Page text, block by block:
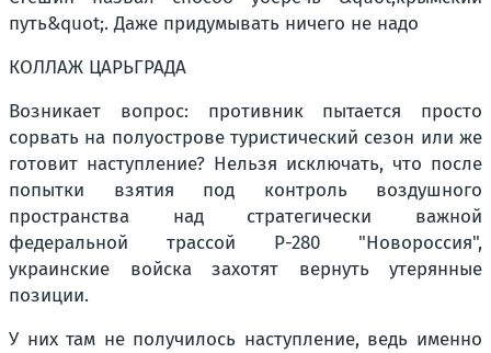
КОЛЛАЖ ЦАРЬГРАДА
Возникает вопрос: противник пытается просто
сорвать на полуострове туристический сезон или же
готовит наступление? Нельзя исключать, что после
попытки взятия под контроль воздушного
пространства над стратегически важной
федеральной трассой Р-280 "Новороссия",
украинские войска захотят вернуть утерянные
позиции.
У них там не получилось наступление, ведь именно